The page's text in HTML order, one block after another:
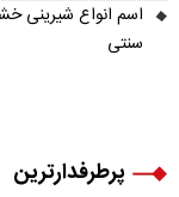
اسم انواع شیرینی
سنتی
پرطرفدارترین